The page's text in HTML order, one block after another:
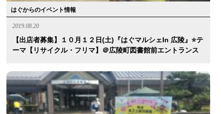
はぐからのイベント情報
2019.08.20
【出店者募集】１０月１２日(土)『はぐマルシェin 広陵』⭐️テ
ーマ【リサイクル・フリマ】＠広陵町図書館前エントランス